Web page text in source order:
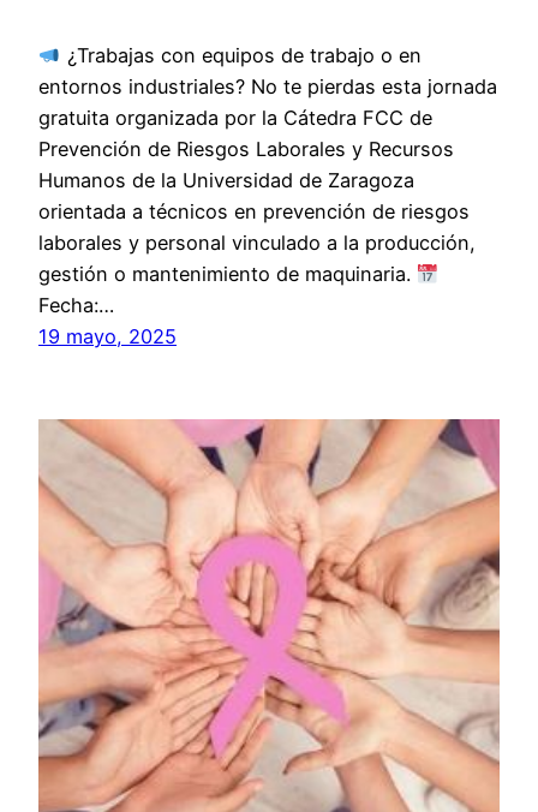
¿Trabajas con equipos de trabajo o en
entornos industriales? No te pierdas esta jornada
gratuita organizada por la Cátedra FCC de
Prevención de Riesgos Laborales y Recursos
Humanos de la Universidad de Zaragoza
orientada a técnicos en prevención de riesgos
laborales y personal vinculado a la producción,
gestión o mantenimiento de maquinaria.
Fecha:…
19 mayo, 2025